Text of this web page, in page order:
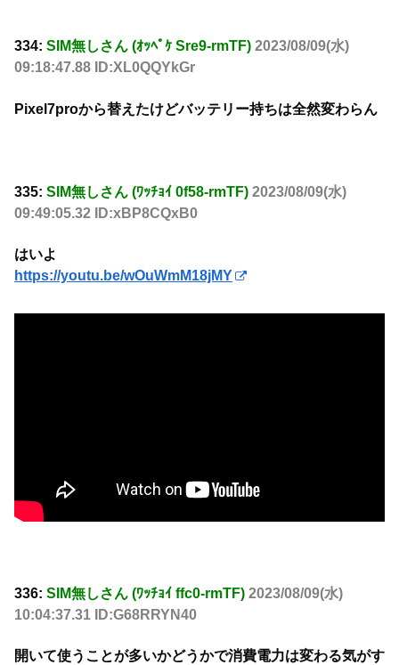
334: SIM無しさん (ｵｯﾍﾟｹ Sre9-rmTF) 2023/08/09(水)
09:18:47.88 ID:XL0QQYkGr
Pixel7proから替えたけどバッテリー持ちは全然変わらん
335: SIM無しさん (ﾜｯﾁｮｲ 0f58-rmTF) 2023/08/09(水)
09:49:05.32 ID:xBP8CQxB0
はいよ
https://youtu.be/wOuWmM18jMY
336: SIM無しさん (ﾜｯﾁｮｲ ffc0-rmTF) 2023/08/09(水)
10:04:37.31 ID:G68RRYN40
開いて使うことが多いかどうかで消費電力は変わる気がす